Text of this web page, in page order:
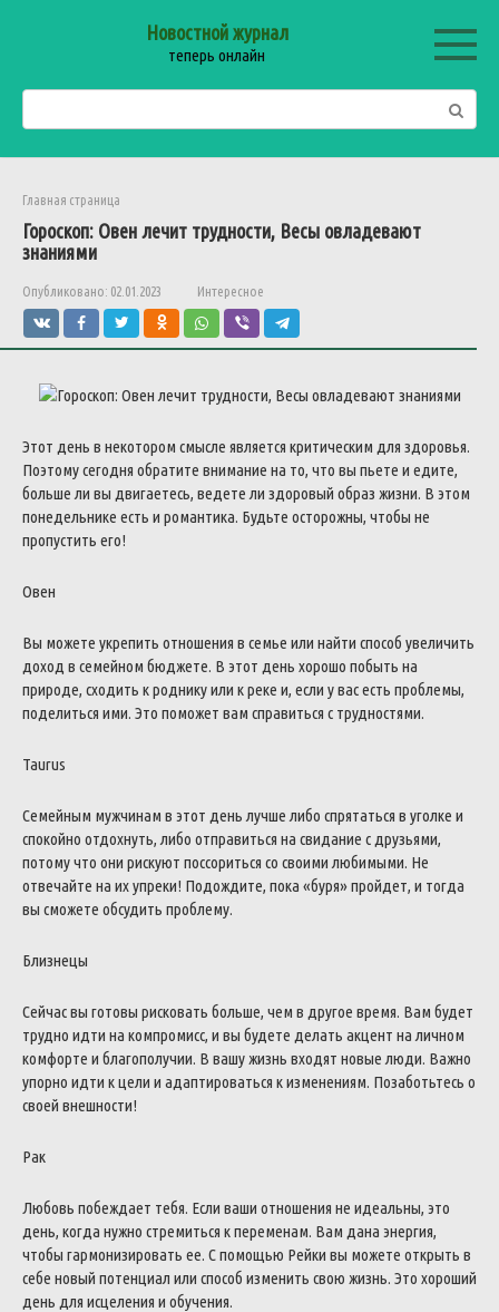
Новостной журнал
теперь онлайн
Главная страница
Гороскоп: Овен лечит трудности, Весы овладевают
знаниями
Опубликовано: 02.01.2023 Интересное
Этот день в некотором смысле является критическим для здоровья.
Поэтому сегодня обратите внимание на то, что вы пьете и едите,
больше ли вы двигаетесь, ведете ли здоровый образ жизни. В этом
понедельнике есть и романтика. Будьте осторожны, чтобы не
пропустить его!
Овен
Вы можете укрепить отношения в семье или найти способ увеличить
доход в семейном бюджете. В этот день хорошо побыть на
природе, сходить к роднику или к реке и, если у вас есть проблемы,
поделиться ими. Это поможет вам справиться с трудностями.
Taurus
Семейным мужчинам в этот день лучше либо спрятаться в уголке и
спокойно отдохнуть, либо отправиться на свидание с друзьями,
потому что они рискуют поссориться со своими любимыми. Не
отвечайте на их упреки! Подождите, пока «буря» пройдет, и тогда
вы сможете обсудить проблему.
Близнецы
Сейчас вы готовы рисковать больше, чем в другое время. Вам будет
трудно идти на компромисс, и вы будете делать акцент на личном
комфорте и благополучии. В вашу жизнь входят новые люди. Важно
упорно идти к цели и адаптироваться к изменениям. Позаботьтесь о
своей внешности!
Рак
Любовь побеждает тебя. Если ваши отношения не идеальны, это
день, когда нужно стремиться к переменам. Вам дана энергия,
чтобы гармонизировать ее. С помощью Рейки вы можете открыть в
себе новый потенциал или способ изменить свою жизнь. Это хороший
день для исцеления и обучения.